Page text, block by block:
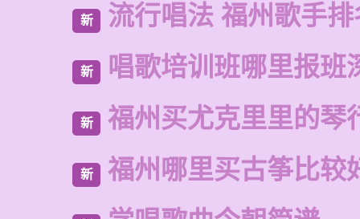
新 流行唱法 福州歌手排
新 唱歌培训班哪里报班
新 福州买尤克里里的琴
新 福州哪里买古筝比较